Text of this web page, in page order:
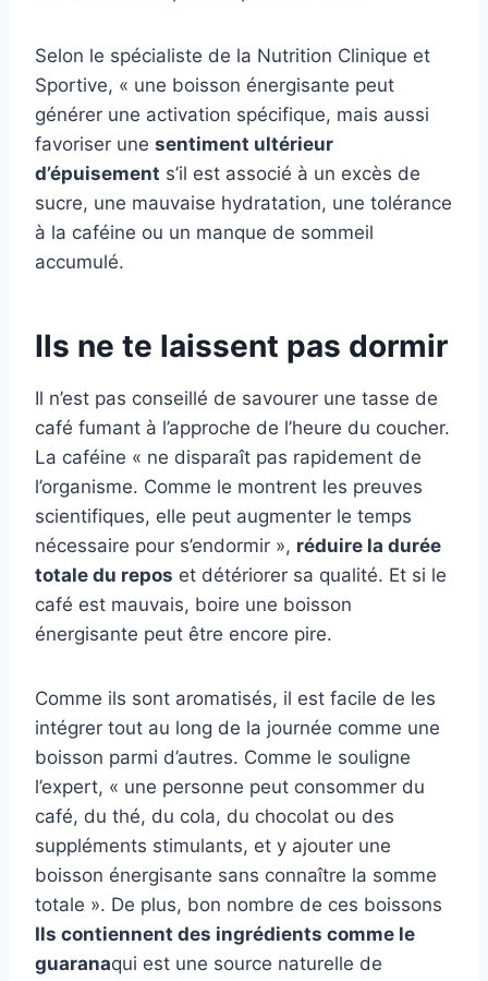
Selon le spécialiste de la Nutrition Clinique et
Sportive, « une boisson énergisante peut
générer une activation spécifique, mais aussi
favoriser une sentiment ultérieur
d’épuisement s’il est associé à un excès de
sucre, une mauvaise hydratation, une tolérance
à la caféine ou un manque de sommeil
accumulé.
Ils ne te laissent pas dormir
Il n’est pas conseillé de savourer une tasse de
café fumant à l’approche de l’heure du coucher.
La caféine « ne disparaît pas rapidement de
l’organisme. Comme le montrent les preuves
scientifiques, elle peut augmenter le temps
nécessaire pour s’endormir », réduire la durée
totale du repos et détériorer sa qualité. Et si le
café est mauvais, boire une boisson
énergisante peut être encore pire.
Comme ils sont aromatisés, il est facile de les
intégrer tout au long de la journée comme une
boisson parmi d’autres. Comme le souligne
l’expert, « une personne peut consommer du
café, du thé, du cola, du chocolat ou des
suppléments stimulants, et y ajouter une
boisson énergisante sans connaître la somme
totale ». De plus, bon nombre de ces boissons
Ils contiennent des ingrédients comme le
guaranaqui est une source naturelle de